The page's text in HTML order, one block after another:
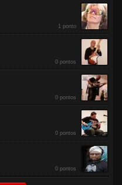
1 ponto
0 pontos
0 pontos
0 pontos
0 pontos